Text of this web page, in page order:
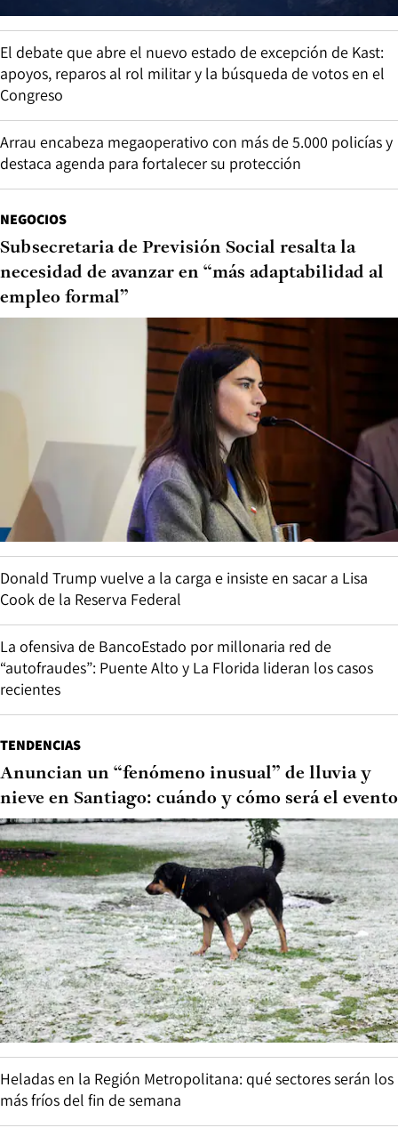
El debate que abre el nuevo estado de excepción de Kast:
apoyos, reparos al rol militar y la búsqueda de votos en el
Congreso
Arrau encabeza megaoperativo con más de 5.000 policías y
destaca agenda para fortalecer su protección
NEGOCIOS
Subsecretaria de Previsión Social resalta la
necesidad de avanzar en “más adaptabilidad al
empleo formal”
Donald Trump vuelve a la carga e insiste en sacar a Lisa
Cook de la Reserva Federal
La ofensiva de BancoEstado por millonaria red de
“autofraudes”: Puente Alto y La Florida lideran los casos
recientes
TENDENCIAS
Anuncian un “fenómeno inusual” de lluvia y
nieve en Santiago: cuándo y cómo será el evento
Heladas en la Región Metropolitana: qué sectores serán los
más fríos del fin de semana